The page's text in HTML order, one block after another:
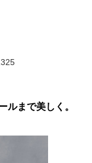
ルまで美しく。